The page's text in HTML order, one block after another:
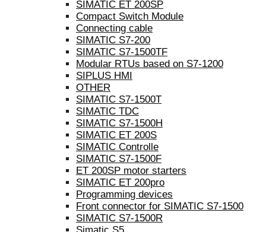
SIMATIC ET 200SP
Compact Switch Module
Connecting cable
SIMATIC S7-200
SIMATIC S7-1500TF
Modular RTUs based on S7-1200
SIPLUS HMI
OTHER
SIMATIC S7-1500T
SIMATIC TDC
SIMATIC S7-1500H
SIMATIC ET 200S
SIMATIC Controlle
SIMATIC S7-1500F
ET 200SP motor starters
SIMATIC ET 200pro
Programming devices
Front connector for SIMATIC S7-1500
SIMATIC S7-1500R